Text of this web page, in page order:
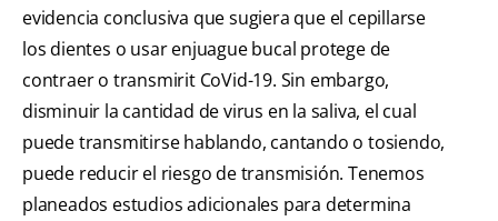
evidencia conclusiva que sugiera que el cepillarse
los dientes o usar enjuague bucal protege de
contraer o transmirit CoVid-19. Sin embargo,
disminuir la cantidad de virus en la saliva, el cual
puede transmitirse hablando, cantando o tosiendo,
puede reducir el riesgo de transmisión. Tenemos
planeados estudios adicionales para determina